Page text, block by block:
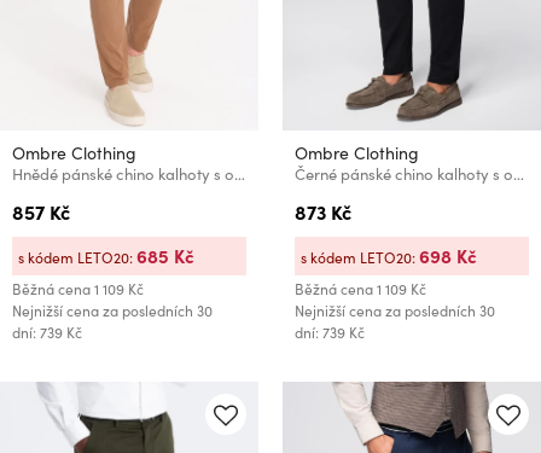
Ombre Clothing
Hnědé pánské chino kalhoty s ozdobným páskem Ombre Clothing
857 Kč
Běžná cena1 109 Kč
Nejnižší cena za posledních 30
dní: 739 Kč
s kódem LETO20:685 Kč
Ombre Clothing
Černé pánské chino kalhoty s ozdobným páskem Ombre Clothing
873 Kč
Běžná cena1 109 Kč
Nejnižší cena za posledních 30
dní: 739 Kč
s kódem LETO20:698 Kč